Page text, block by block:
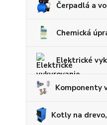
Čerpadlá a
Chemická
Elektrické
Komponenty
Kotly na